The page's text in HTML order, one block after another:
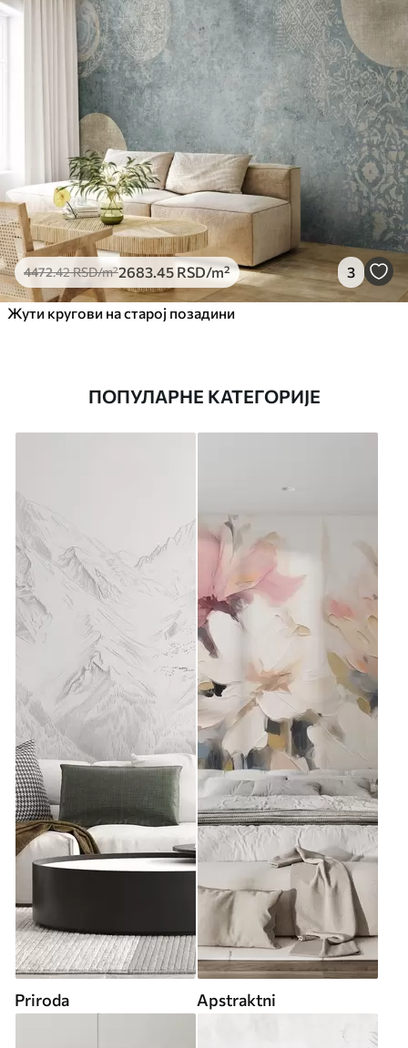
4472.42RSD/m²2683.45 RSD/m² 3
Жути кругови на старој позадини
ПОПУЛАРНЕ КАТЕГОРИЈЕ
Priroda Apstraktni